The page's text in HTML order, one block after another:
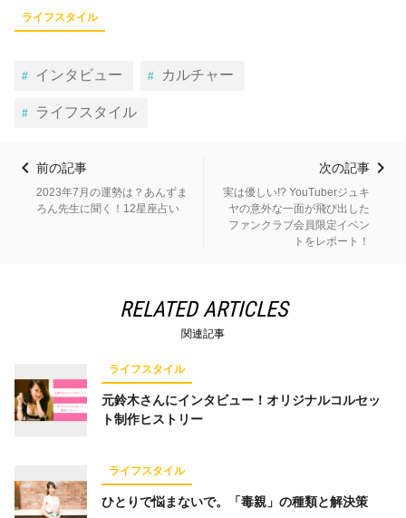
ライフスタイル
インタビュー カルチャー
ライフスタイル
前の記事
2023年7月の運勢は？あんずま
ろん先生に聞く！12星座占い
次の記事
実は優しい!? YouTuberジュキ
ヤの意外な一面が飛び出した
ファンクラブ会員限定イベン
トをレポート！
RELATED ARTICLES
関連記事
ライフスタイル
元鈴木さんにインタビュー！オリジナルコルセッ
ト制作ヒストリー
ライフスタイル
ひとりで悩まないで。「毒親」の種類と解決策